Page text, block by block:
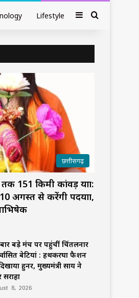
Lifestyle SidebarSearch
छत्तीसगढ़
किमी कांवड़ यात्रा:
अगस्त से करेंगी पदयात्रा,
बड़े मंच पर पहुंचीं चिंतलनार
बेटियां : हथकरघा फैशन
हुनर, मुख्यमंत्री साय ने
8, 2026